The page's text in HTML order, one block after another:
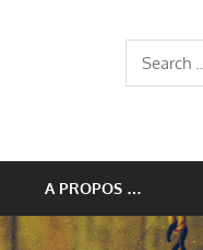
Search
for:
A PROPOS …